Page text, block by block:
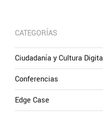
CATEGORÍAS
Ciudadanía y Cultura
Conferencias
Edge Case